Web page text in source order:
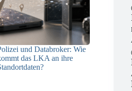
und Databroker: Wie
das LKA an ihre